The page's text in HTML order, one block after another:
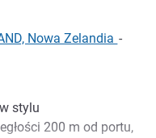
Nowa Zelandia -
stylu
200 m od portu,